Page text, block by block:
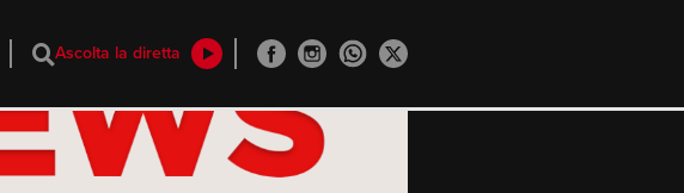
Ascolta la diretta